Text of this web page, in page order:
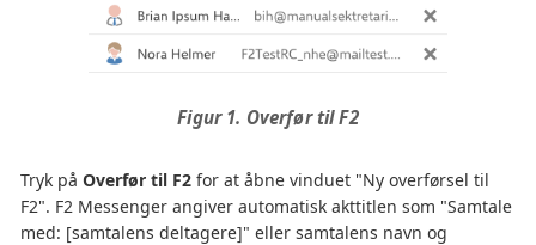
Figur 1. Overfør til F2
Tryk på Overfør til F2 for at åbne vinduet "Ny overførsel til
F2". F2 Messenger angiver automatisk akttitlen som "Samtale
med: [samtalens deltagere]" eller samtalens navn og